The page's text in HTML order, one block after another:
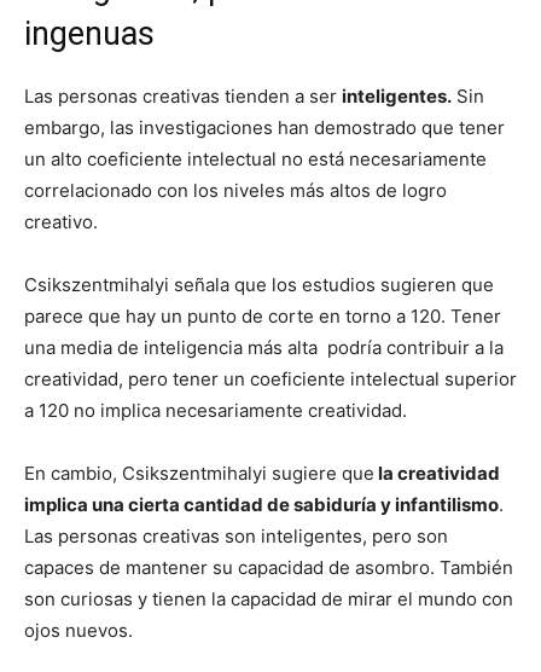
ingenuas
Las personas creativas tienden a ser inteligentes. Sin
embargo, las investigaciones han demostrado que tener
un alto coeficiente intelectual no está necesariamente
correlacionado con los niveles más altos de logro
creativo.
Csikszentmihalyi señala que los estudios sugieren que
parece que hay un punto de corte en torno a 120. Tener
una media de inteligencia más alta podría contribuir a la
creatividad, pero tener un coeficiente intelectual superior
a 120 no implica necesariamente creatividad.
En cambio, Csikszentmihalyi sugiere que la creatividad
implica una cierta cantidad de sabiduría y infantilismo.
Las personas creativas son inteligentes, pero son
capaces de mantener su capacidad de asombro. También
son curiosas y tienen la capacidad de mirar el mundo con
ojos nuevos.